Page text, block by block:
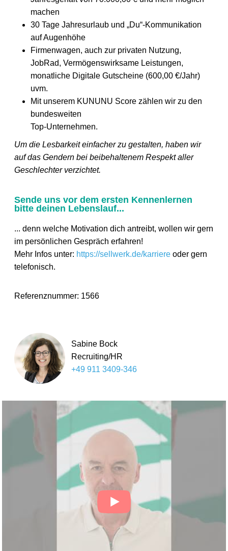
machen
30 Tage Jahresurlaub und „Du“-Kommunikation
auf Augenhöhe
Firmenwagen, auch zur privaten Nutzung,
JobRad, Vermögenswirksame Leistungen,
monatliche Digitale Gutscheine (600,00 €/Jahr)
uvm.
Mit unserem KUNUNU Score zählen wir zu den
bundesweiten
Top-Unternehmen.
Um die Lesbarkeit einfacher zu gestalten, haben wir
auf das Gendern bei beibehaltenem Respekt aller
Geschlechter verzichtet.
Sende uns vor dem ersten Kennenlernen
bitte deinen Lebenslauf...
... denn welche Motivation dich antreibt, wollen wir gern
im persönlichen Gespräch erfahren!
Mehr Infos unter: https://sellwerk.de/karriere oder gern
telefonisch.
Referenznummer: 1566
Sabine Bock
Recruiting/HR
+49 911 3409-346